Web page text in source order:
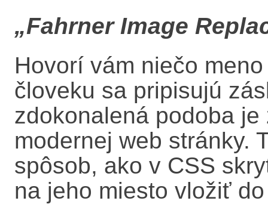
„Fahrner Image
Hovorí vám niečo
človeku sa pripisujú
zdokonalená podoba
modernej web stránky.
spôsob, ako v CSS
na jeho miesto vložiť